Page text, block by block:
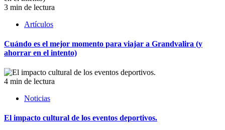
3 min de lectura
Artículos
Cuándo es el mejor momento para viajar a Grandvalira (y
ahorrar en el intento)
4 min de lectura
Noticias
El impacto cultural de los eventos deportivos.